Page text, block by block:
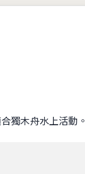
獨木舟水上活動。